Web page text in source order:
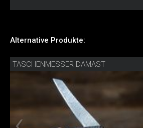
Alternative Produkte:
TASCHENMESSER DAMAST